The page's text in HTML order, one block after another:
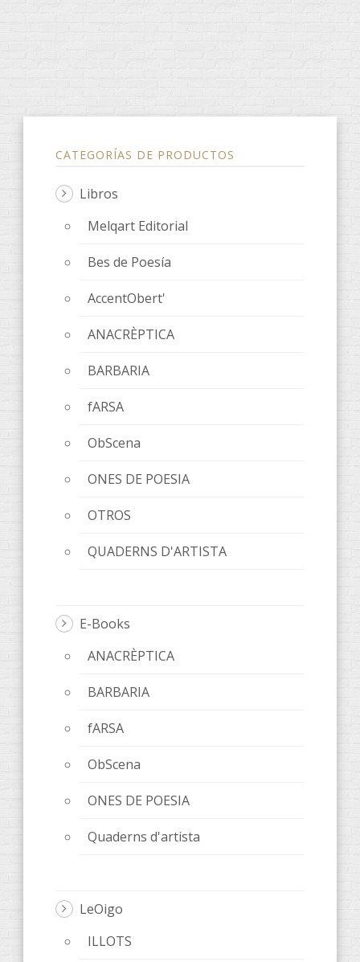
CATEGORÍAS DE PRODUCTOS
Libros
Melqart Editorial
Bes de Poesía
AccentObert'
ANACRÈPTICA
BARBARIA
fARSA
ObScena
ONES DE POESIA
OTROS
QUADERNS D'ARTISTA
E-Books
ANACRÈPTICA
BARBARIA
fARSA
ObScena
ONES DE POESIA
Quaderns d'artista
LeOigo
ILLOTS